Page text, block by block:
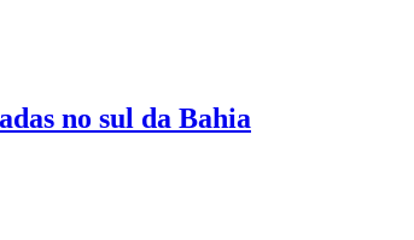
no sul da Bahia